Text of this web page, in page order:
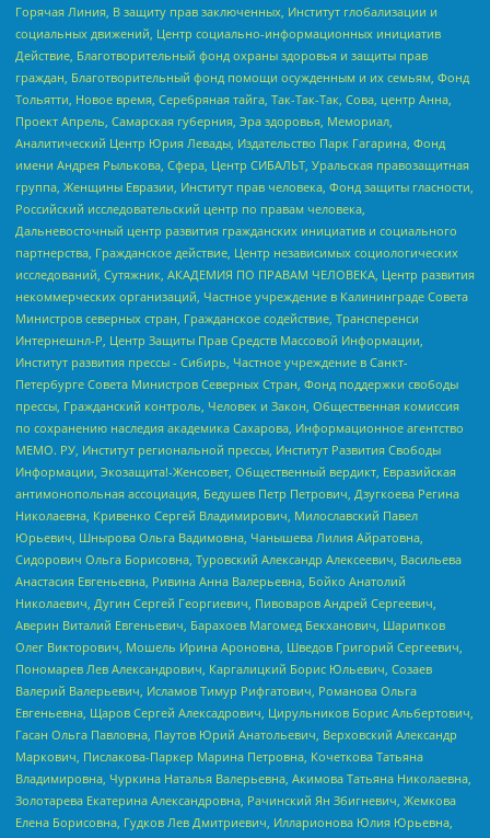
Горячая Линия, В защиту прав заключенных, Институт глобализации и
социальных движений, Центр социально-информационных инициатив
Действие, Благотворительный фонд охраны здоровья и защиты прав
граждан, Благотворительный фонд помощи осужденным и их семьям, Фонд
Тольятти, Новое время, Серебряная тайга, Так-Так-Так, Сова, центр Анна,
Проект Апрель, Самарская губерния, Эра здоровья, Мемориал,
Аналитический Центр Юрия Левады, Издательство Парк Гагарина, Фонд
имени Андрея Рылькова, Сфера, Центр СИБАЛЬТ, Уральская правозащитная
группа, Женщины Евразии, Институт прав человека, Фонд защиты гласности,
Российский исследовательский центр по правам человека,
Дальневосточный центр развития гражданских инициатив и социального
партнерства, Гражданское действие, Центр независимых социологических
исследований, Сутяжник, АКАДЕМИЯ ПО ПРАВАМ ЧЕЛОВЕКА, Центр развития
некоммерческих организаций, Частное учреждение в Калининграде Совета
Министров северных стран, Гражданское содействие, Трансперенси
Интернешнл-Р, Центр Защиты Прав Средств Массовой Информации,
Институт развития прессы - Сибирь, Частное учреждение в Санкт-
Петербурге Совета Министров Северных Стран, Фонд поддержки свободы
прессы, Гражданский контроль, Человек и Закон, Общественная комиссия
по сохранению наследия академика Сахарова, Информационное агентство
МЕМО. РУ, Институт региональной прессы, Институт Развития Свободы
Информации, Экозащита!-Женсовет, Общественный вердикт, Евразийская
антимонопольная ассоциация, Бедушев Петр Петрович, Дзугкоева Регина
Николаевна, Кривенко Сергей Владимирович, Милославский Павел
Юрьевич, Шнырова Ольга Вадимовна, Чанышева Лилия Айратовна,
Сидорович Ольга Борисовна, Туровский Александр Алексеевич, Васильева
Анастасия Евгеньевна, Ривина Анна Валерьевна, Бойко Анатолий
Николаевич, Дугин Сергей Георгиевич, Пивоваров Андрей Сергеевич,
Аверин Виталий Евгеньевич, Барахоев Магомед Бекханович, Шарипков
Олег Викторович, Мошель Ирина Ароновна, Шведов Григорий Сергеевич,
Пономарев Лев Александрович, Каргалицкий Борис Юльевич, Созаев
Валерий Валерьевич, Исламов Тимур Рифгатович, Романова Ольга
Евгеньевна, Щаров Сергей Алексадрович, Цирульников Борис Альбертович,
Гасан Ольга Павловна, Паутов Юрий Анатольевич, Верховский Александр
Маркович, Пислакова-Паркер Марина Петровна, Кочеткова Татьяна
Владимировна, Чуркина Наталья Валерьевна, Акимова Татьяна Николаевна,
Золотарева Екатерина Александровна, Рачинский Ян Збигневич, Жемкова
Елена Борисовна, Гудков Лев Дмитриевич, Илларионова Юлия Юрьевна,